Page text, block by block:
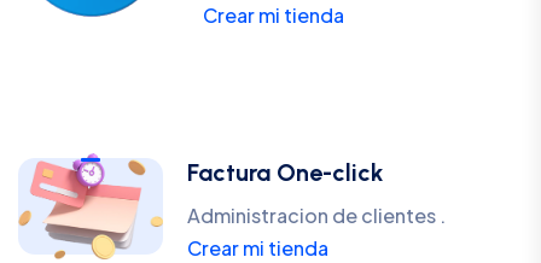
Crear mi tienda
Factura One-click
Administracion de clientes .
Crear mi tienda